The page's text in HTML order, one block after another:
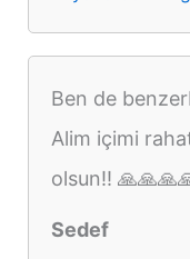
Ben de
Alim içimi
olsun!!
Sedef